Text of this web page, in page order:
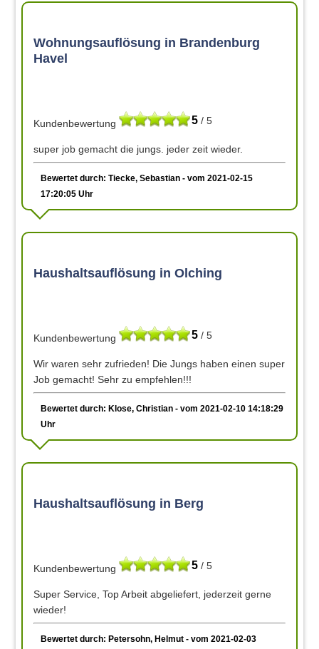
Wohnungsauflösung in Brandenburg
Havel
5 / 5
Kundenbewertung
super job gemacht die jungs. jeder zeit wieder.
Bewertet durch: Tiecke, Sebastian - vom 2021-02-15
17:20:05 Uhr
Haushaltsauflösung in Olching
5 / 5
Kundenbewertung
Wir waren sehr zufrieden! Die Jungs haben einen super
Job gemacht! Sehr zu empfehlen!!!
Bewertet durch: Klose, Christian - vom 2021-02-10 14:18:29
Uhr
Haushaltsauflösung in Berg
5 / 5
Kundenbewertung
Super Service, Top Arbeit abgeliefert, jederzeit gerne
wieder!
Bewertet durch: Petersohn, Helmut - vom 2021-02-03